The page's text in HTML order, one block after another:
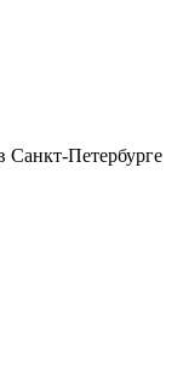
Петербурге